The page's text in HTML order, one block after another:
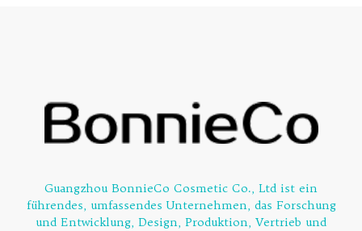
Guangzhou BonnieCo Cosmetic Co., Ltd ist ein
führendes, umfassendes Unternehmen, das Forschung
und Entwicklung, Design, Produktion, Vertrieb und